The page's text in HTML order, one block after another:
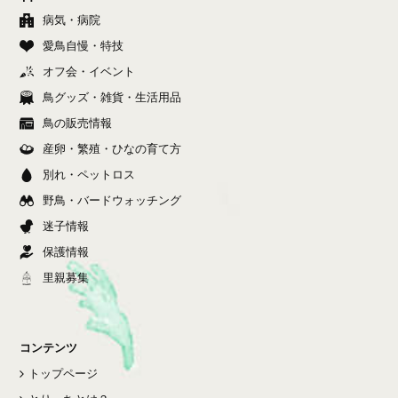
病気・病院
愛鳥自慢・特技
オフ会・イベント
鳥グッズ・雑貨・生活用品
鳥の販売情報
産卵・繁殖・ひなの育て方
別れ・ペットロス
野鳥・バードウォッチング
迷子情報
保護情報
里親募集
コンテンツ
トップページ